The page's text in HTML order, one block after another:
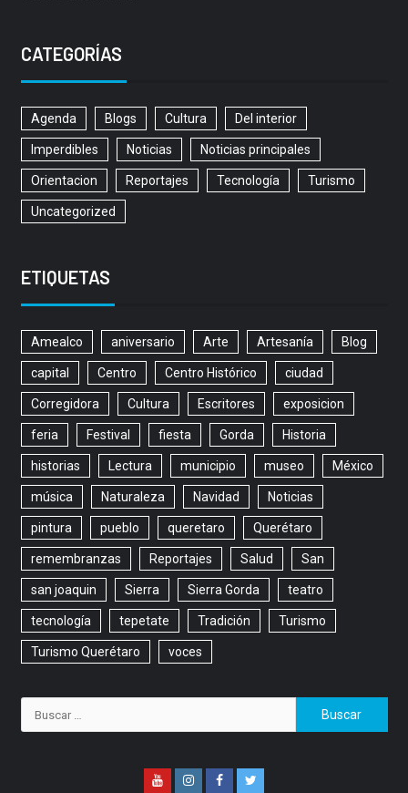
CATEGORÍAS
Agenda Blogs Cultura Del interior
Imperdibles Noticias Noticias principales
Orientacion Reportajes Tecnología Turismo
Uncategorized
ETIQUETAS
Amealco aniversario Arte Artesanía Blog
capital Centro Centro Histórico ciudad
Corregidora Cultura Escritores exposicion
feria Festival fiesta Gorda Historia
historias Lectura municipio museo México
música Naturaleza Navidad Noticias
pintura pueblo queretaro Querétaro
remembranzas Reportajes Salud San
san joaquin Sierra Sierra Gorda teatro
tecnología tepetate Tradición Turismo
Turismo Querétaro voces